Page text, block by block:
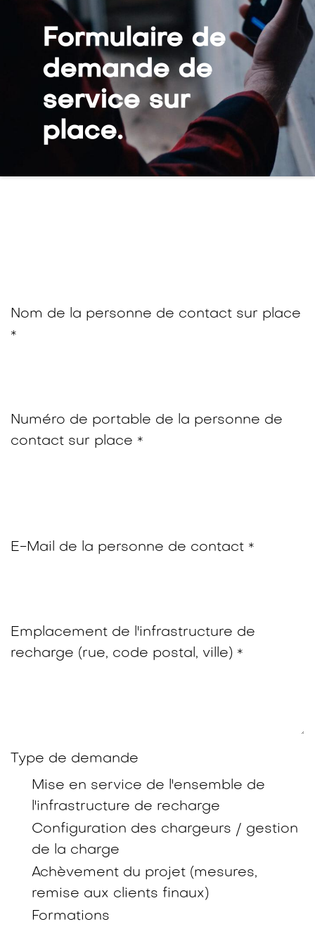
Formulaire de
demande de
service sur
place.
Nom de la personne de contact sur place
*
Numéro de portable de la personne de
contact sur place *
E-Mail de la personne de contact *
Emplacement de l'infrastructure de
recharge (rue, code postal, ville) *
Type de demande
Mise en service de l'ensemble de
l'infrastructure de recharge
Configuration des chargeurs / gestion
de la charge
Achèvement du projet (mesures,
remise aux clients finaux)
Formations